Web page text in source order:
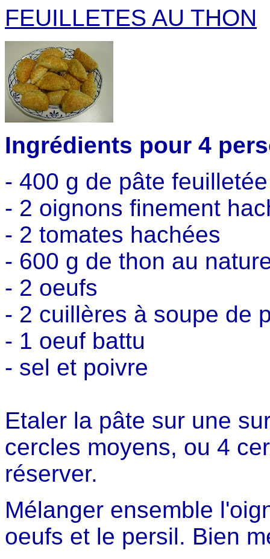
FEUILLETES AU THON
Ingrédients pour 4
- 400 g de pâte
- 2 oignons finement
- 2 tomates hachées
- 600 g de thon au
- 2 oeufs
- 2 cuillères à soupe de
- 1 oeuf battu
- sel et poivre
Etaler la pâte sur une
cercles moyens, ou 4
réserver.
Mélanger ensemble
oeufs et le persil. Bien